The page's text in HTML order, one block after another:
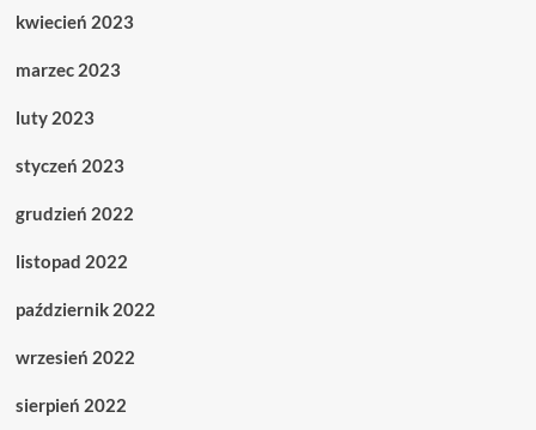
kwiecień 2023
marzec 2023
luty 2023
styczeń 2023
grudzień 2022
listopad 2022
październik 2022
wrzesień 2022
sierpień 2022